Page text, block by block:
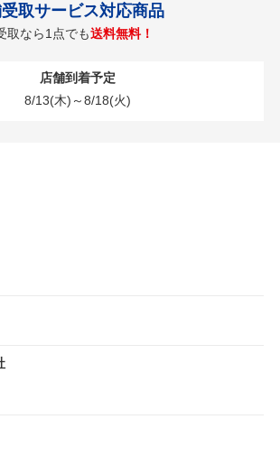
取サービス対応商品
取なら1点でも送料無料！
店舗到着予定
8/13(木)～8/18(火)